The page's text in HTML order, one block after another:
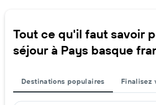
Tout ce qu'il faut savoir
séjour à Pays basque
Destinations populaires Finalisez